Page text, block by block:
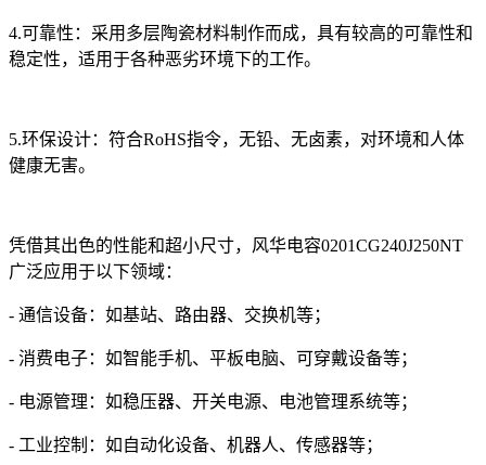
4.可靠性：采用多层陶瓷材料制作而成，具有较高的可靠性和
稳定性，适用于各种恶劣环境下的工作。
5.环保设计：符合RoHS指令，无铅、无卤素，对环境和人体
健康无害。
凭借其出色的性能和超小尺寸，风华电容0201CG240J250NT
广泛应用于以下领域：
- 通信设备：如基站、路由器、交换机等；
- 消费电子：如智能手机、平板电脑、可穿戴设备等；
- 电源管理：如稳压器、开关电源、电池管理系统等；
- 工业控制：如自动化设备、机器人、传感器等；